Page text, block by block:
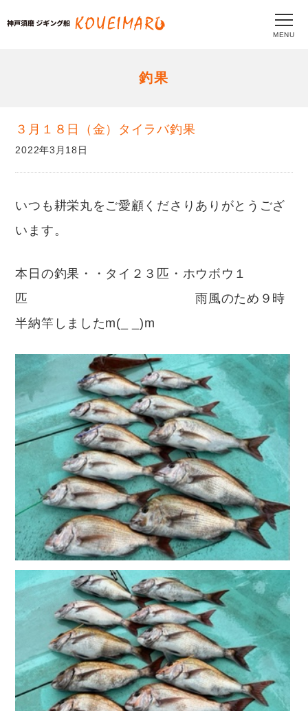
MENU
釣果
３月１８日（金）タイラバ釣果
2022年3月18日
いつも耕栄丸をご愛顧くださりありがとうござ
います。
本日の釣果・・タイ２３匹・ホウボウ１
匹 雨風のため９時
半納竿しましたm(_ _)m